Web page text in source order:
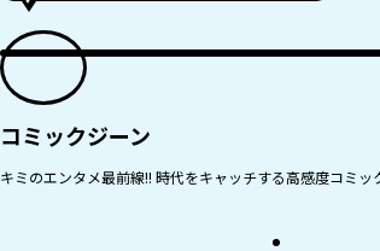
コミックジーン
キミのエンタメ最前線!! 時代をキャッチする高感度コミッ